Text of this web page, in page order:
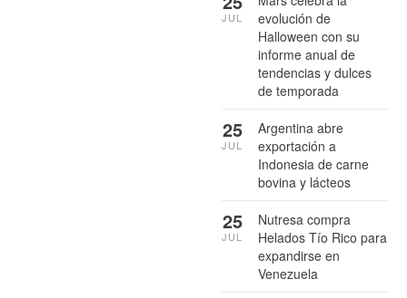
evolución de
Halloween con su
informe anual de
tendencias y dulces
de temporada
JUL
Argentina abre
exportación a
Indonesia de carne
bovina y lácteos
25
JUL
Nutresa compra
Helados Tío Rico para
expandirse en
Venezuela
25
JUL